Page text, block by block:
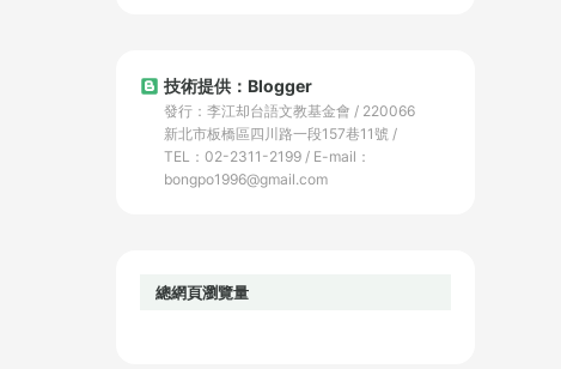
技術提供：Blogger
發行：李江却台語文教基金會 / 220066
新北市板橋區四川路一段157巷11號 /
TEL：02-2311-2199 / E-mail：
bongpo1996@gmail.com
總網頁瀏覽量